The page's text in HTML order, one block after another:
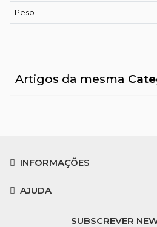
Peso
Artigos da mesma
INFORMAÇÕES
AJUDA
SUBSCREVER